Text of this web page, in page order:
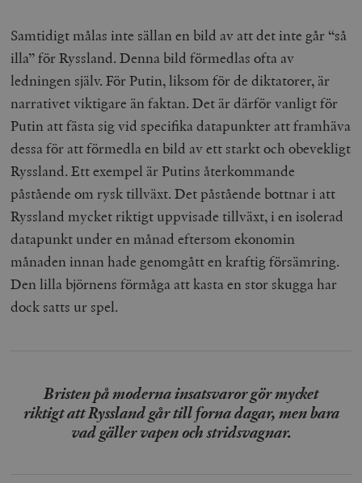
Samtidigt målas inte sällan en bild av att det inte går “så
illa” för Ryssland. Denna bild förmedlas ofta av
ledningen själv. För Putin, liksom för de diktatorer, är
narrativet viktigare än faktan. Det är därför vanligt för
Putin att fästa sig vid specifika datapunkter att framhäva
dessa för att förmedla en bild av ett starkt och obevekligt
Ryssland. Ett exempel är Putins återkommande
påstående om rysk tillväxt. Det påstående bottnar i att
Ryssland mycket riktigt uppvisade tillväxt, i en isolerad
datapunkt under en månad eftersom ekonomin
månaden innan hade genomgått en kraftig försämring.
Den lilla björnens förmåga att kasta en stor skugga har
dock satts ur spel.
Bristen på moderna insatsvaror gör mycket
riktigt att Ryssland går till forna dagar, men bara
vad gäller vapen och stridsvagnar.